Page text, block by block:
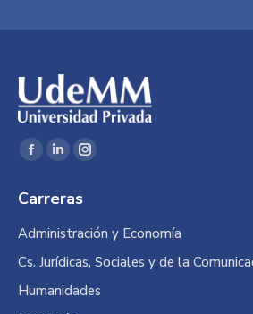
Encuéntranos en:
Facebook
opens
in
new
Linkedin
opens
in
new
Instagram
in
new
Carreras
Administración y Economía
Cs. Jurídicas, Sociales y de la
Humanidades